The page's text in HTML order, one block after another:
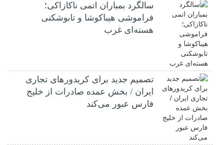
سالگرد بمباران اتمی ناکازاکی؛
فراموشی هیباکوشا و تابوشکنی
هسته‌ای غرب
تصمیم جدید برای کریدورهای تجاری
ایران / بخش عمده صادرات از خلیج
فارس عبور می‌کند